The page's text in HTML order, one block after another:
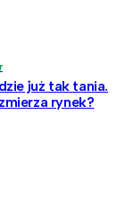
już tak tania.
rynek?